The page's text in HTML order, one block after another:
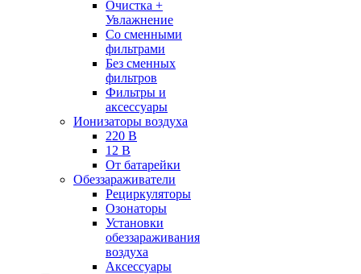
Очистка +
Увлажнение
Cо сменными
фильтрами
Без сменных
фильтров
Фильтры и
аксессуары
Ионизаторы воздуха
220 В
12 В
От батарейки
Обеззараживатели
Рециркуляторы
Озонаторы
Установки
обеззараживания
воздуха
Аксессуары